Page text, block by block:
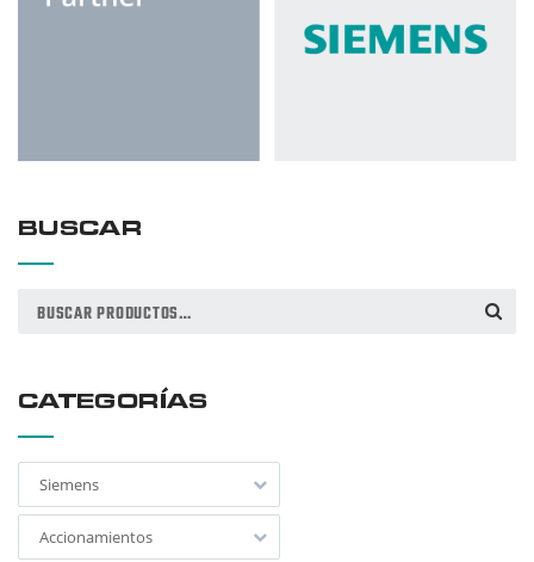
BUSCAR
Buscar
BUSCAR
CATEGORÍAS
Siemens
Accionamientos